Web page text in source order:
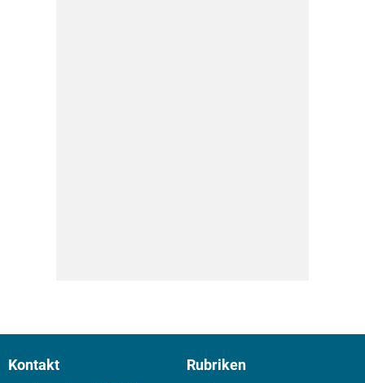
Kontakt Rubriken